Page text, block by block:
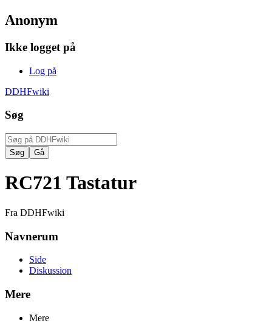
Anonym
Ikke logget på
Log på
DDHFwiki
Søg
RC721 Tastatur
Fra DDHFwiki
Navnerum
Side
Diskussion
Mere
Mere